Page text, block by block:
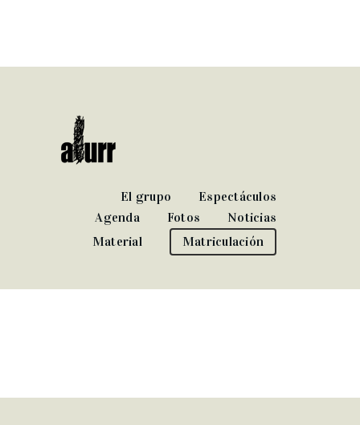
El grupo
Espectáculos
Agenda
Fotos
Noticias
Material
Matriculación